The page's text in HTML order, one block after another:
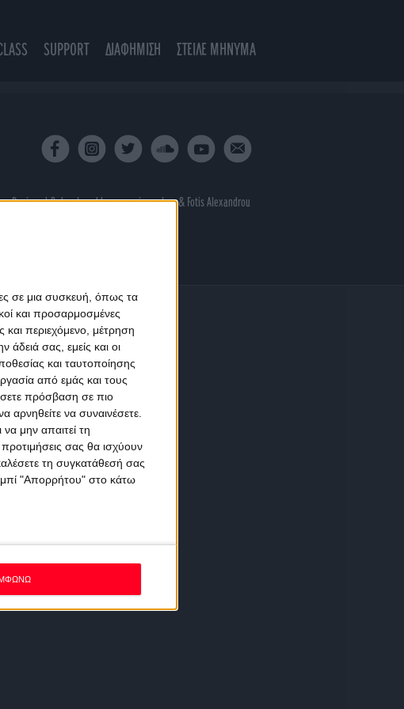
σε μια συσκευή, όπως τα
και προσαρμοσμένες
και περιεχόμενο, μέτρηση
άδειά σας, εμείς και οι
και ταυτοποίησης
από εμάς και τους
πρόσβαση σε πιο
αρνηθείτε να συναινέσετε.
μην απαιτεί τη
σας θα ισχύουν
τη συγκατάθεσή σας
"Απορρήτου" στο κάτω
SUPPORT ΔΙΑΦΗΜΙΣΗ ΣΤΕΙΛΕ ΜΗΝΥΜΑ
Designed & developed byporcupine colors& Fotis Alexandrou